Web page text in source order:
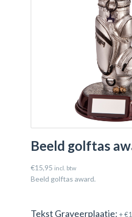
Beeld golftas
€15,95 incl. btw
Beeld golftas award.
Tekst Graveerplaatje: +€